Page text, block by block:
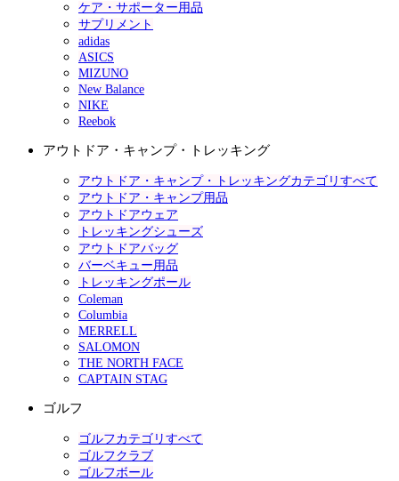
ケア・サポーター用品
サプリメント
adidas
ASICS
MIZUNO
New Balance
NIKE
Reebok
アウトドア・キャンプ・トレッキング
アウトドア・キャンプ・トレッキングカテゴリすべて
アウトドア・キャンプ用品
アウトドアウェア
トレッキングシューズ
アウトドアバッグ
バーベキュー用品
トレッキングポール
Coleman
Columbia
MERRELL
SALOMON
THE NORTH FACE
CAPTAIN STAG
ゴルフ
ゴルフカテゴリすべて
ゴルフクラブ
ゴルフボール